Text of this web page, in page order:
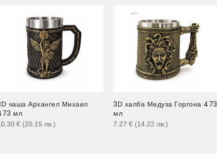
чаша Архангел Михаил
мл
€ (20.15 лв. )
3D халба Медуза Горгона 473
мл
7.27 € (14.22 лв. )